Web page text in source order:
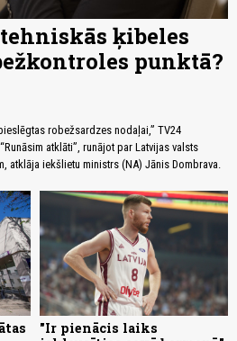
ķibeles
punktā?
robežsardzes nodaļai,” TV24
atklāti”, runājot par Latvijas valsts
atklāja iekšlietu ministrs (NA) Jānis Dombrava.
"Ir pienācis laiks